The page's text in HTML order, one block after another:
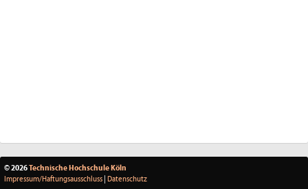
Impressum/Haftungsausschluss Datenschutz
© 2026Technische Hochschule Köln